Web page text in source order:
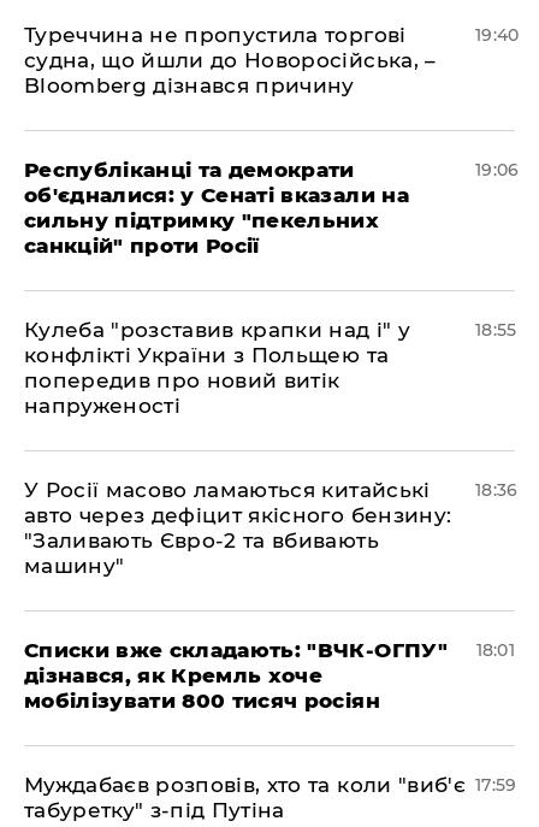
Туреччина не пропустила торгові
судна, що йшли до Новоросійська, –
Bloomberg дізнався причину
19:40
Республіканці та демократи
об'єдналися: у Сенаті вказали на
сильну підтримку "пекельних
санкцій" проти Росії
19:06
Кулеба "розставив крапки над і" у
конфлікті України з Польщею та
попередив про новий витік
напруженості
18:55
У Росії масово ламаються китайські
авто через дефіцит якісного бензину:
"Заливають Євро-2 та вбивають
машину"
18:36
Списки вже складають: "ВЧК-ОГПУ"
дізнався, як Кремль хоче
мобілізувати 800 тисяч росіян
18:01
Муждабаєв розповів, хто та коли "виб'є
табуретку" з-під Путіна
17:59